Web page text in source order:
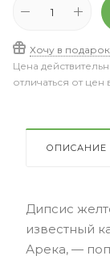
Хочу в подарок
Цена
отличаться от
ОПИСАНИЕ
Дипсис
известный
Арека, —